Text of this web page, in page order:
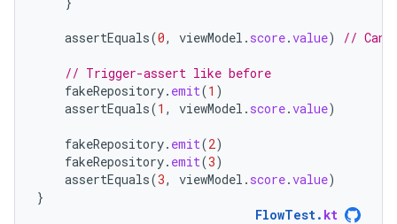
assertEquals(0, viewModel . score.value) // Can
// Trigger-assert like before
fakeRepository. emit(1 )
assertEquals(1 , viewModel . score.value)
fakeRepository. emit(2)
fakeRepository. emit(3)
assertEquals(3, viewModel . score.value)
}
FlowTest. kt